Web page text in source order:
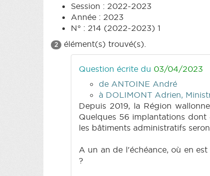
Session : 2022-2023
Année : 2023
N° : 214 (2022-2023) 1
2 élément(s) trouvé(s).
Question écrite du 03/04/2023
de ANTOINE André
à DOLIMONT Adrien,
Depuis 2019, la Région
Quelques 56 implantations
les bâtiments administratifs
A un an de l'échéance, où en
?